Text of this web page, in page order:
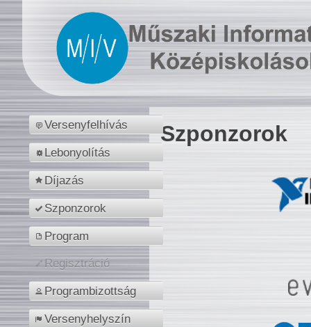
Versenyfelhívás
Lebonyolítás
Díjazás
Szponzorok
Program
Regisztráció
Programbizottság
Versenyhelyszín
Szponzorok